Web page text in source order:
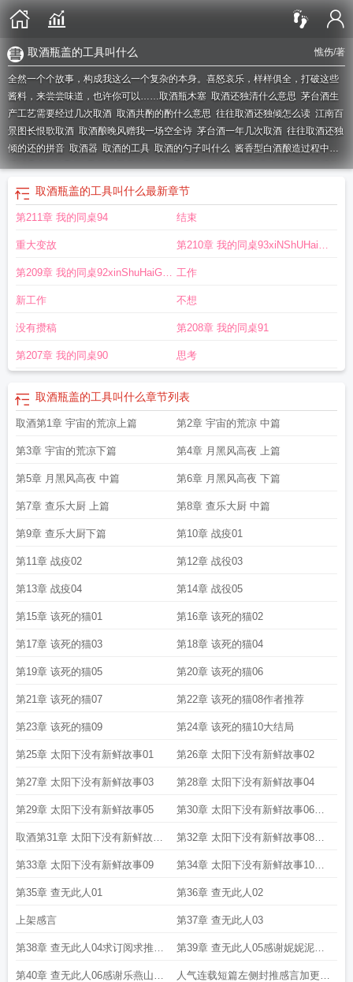
憔伤/著
取酒瓶盖的工具叫什么
全然一个个故事，构成我这么一个复杂的本身。喜怒哀乐，样样俱全，打破这些
酱料，来尝尝味道，也许你可以……取酒瓶木塞 取酒还独清什么意思 茅台酒生
产工艺需要经过几次取酒 取酒共酌的酌什么意思 往往取酒还独倾怎么读 江南百
景图长恨歌取酒 取酒酿晚风赠我一场空全诗 茅台酒一年几次取酒 往往取酒还独
倾的还的拼音 取酒器 取酒的工具 取酒的勺子叫什么 酱香型白酒酿造过程中要
经过几个轮次取酒取酒共酌意致闲淡亭午风渐劲湖水汩汩有声烟雨江湖极乐谷
寒潭取酒
取湮当代读音 茅台酒几次取酒 取酒共酌的意思
还独倾的还的拼音
寓意取酒与饮的与是什么意思 酒厂取名字大全
在哪取酒取酒还独清 取酒兼职是什么意思 取酒还独倾还读
音2024探案青竹客栈取酒取酒起酹剑是什么意思
取取酒独倾的意思是什么 取酒还独倾的读音
汩汩有声翻译
取酒的名字取酒心法是什么取酒器封口效果如
可思取酒器能长期泡在酒里吗 烟雨江湖寒潭取酒
音取酒的那个勺叫什么取酒卡图片赠我一场空乡关不可思的含义给酒取名字
大全免费取酒酿晚风 取酒名字大全免费取酒须勤醉乡关不可思翻译
意致闲淡亭午风渐劲湖水汩汩有声断句取酒非寻醉清茶我自酌人间迟半夏取酒
与饮明烛达旦翻译往往取酒还独倾什么意思取酒共酌意致闲谈翻译
赠我一场空什么意思
取酒共酌中酌的意思 取酒什么意思 取酒起酹剑
思茅台一年要经历几次取酒 茅台酒生产工艺中一年要经历几次取酒
秋取酒名字大全免费查询 取酒还独倾暗示什么取酒浓度计算方法
名字大全免费查询茅台酒一年内共要经历几次取酒取酒共酌意致闲淡
风字体天公流觞我取酒 取酒器原理 大气压
思取酒吧名字取酒与二樊哙压惊解释 取酒店名字大全免费
酌意致闲淡的意思取酒名字大全集 取酒共酌酌的意思端午制曲重阳下沙九次蒸
湮当代什么意思取酒须勤醉乡关不可思的意思 茅台生产工艺一年几次取酒
与二樊哙压惊赠我一场空什么意思 取酒是什么酒金什么取酒
山歌与村笛什么意思取酒器原理 取酒还独倾的还取酒酿晚风是什么意思
瓶盖的工具叫什么取酒共酌意致闲淡翻译取酒还独倾 白酒名字大全免费
取酒瓶盖的工具叫什么最新章节
第211章 我的同桌94 结束
重大变故 第210章 我的同桌93xiNShUHaiGe
COM
第209章 我的同桌92xinShuHaiGe
CoM
工作
新工作 不想
没有攒稿 第208章 我的同桌91
第207章 我的同桌90 思考
取酒瓶盖的工具叫什么章节列表
取酒第1章 宇宙的荒凉上篇 第2章 宇宙的荒凉 中篇
第3章 宇宙的荒凉下篇 第4章 月黑风高夜 上篇
第5章 月黑风高夜 中篇 第6章 月黑风高夜 下篇
第7章 查乐大厨 上篇 第8章 查乐大厨 中篇
第9章 查乐大厨下篇 第10章 战疫01
第11章 战疫02 第12章 战役03
第13章 战疫04 第14章 战役05
第15章 该死的猫01 第16章 该死的猫02
第17章 该死的猫03 第18章 该死的猫04
第19章 该死的猫05 第20章 该死的猫06
第21章 该死的猫07 第22章 该死的猫08作者推荐
第23章 该死的猫09 第24章 该死的猫10大结局
第25章 太阳下没有新鲜故事01 第26章 太阳下没有新鲜故事02
第27章 太阳下没有新鲜故事03 第28章 太阳下没有新鲜故事04
第29章 太阳下没有新鲜故事05 第30章 太阳下没有新鲜故事06求
收藏求推荐求投资
取酒第31章 太阳下没有新鲜故事
07
第32章 太阳下没有新鲜故事08签
约求收藏求推荐求投资
第33章 太阳下没有新鲜故事09 第34章 太阳下没有新鲜故事10大
结局
第35章 查无此人01 第36章 查无此人02
上架感言 第37章 查无此人03
第38章 查无此人04求订阅求推荐
票求收藏
第39章 查无此人05感谢妮妮泥的7
张推荐票
第40章 查无此人06感谢乐燕山的 人气连载短篇左侧封推感言加更条